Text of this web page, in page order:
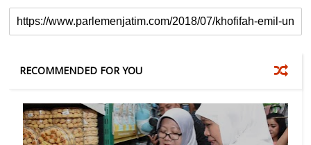
RECOMMENDED FOR YOU